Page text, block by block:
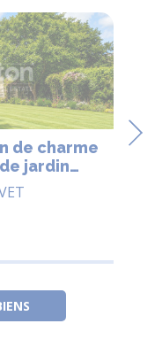
de charme
jardin
? À pied